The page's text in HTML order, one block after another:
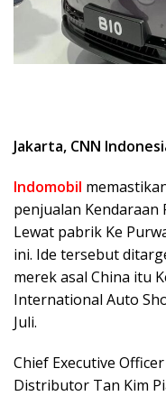
Jakarta, CNN
Indomobil
penjualan
Lewat pabrik Ke
ini. Ide tersebut
merek asal China itu
International Auto
Juli.
Chief Executive
Distributor Tan Kim